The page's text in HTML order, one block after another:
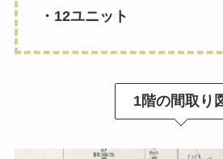
・12ユニット
1階の間取り